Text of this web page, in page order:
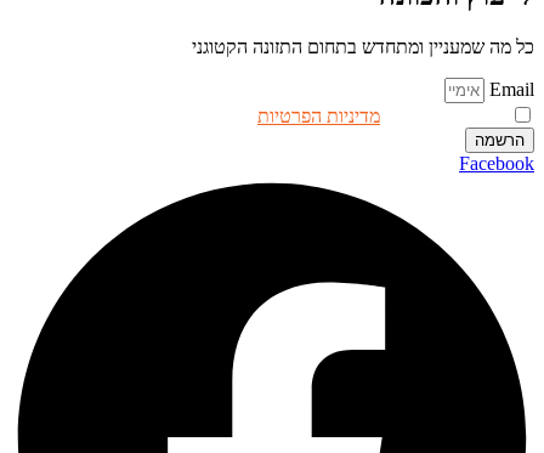
כל מה שמעניין ומתחדש בתחום התזונה הקטוגני
Email
מדיניות הפרטיות
הרשמה
Facebook